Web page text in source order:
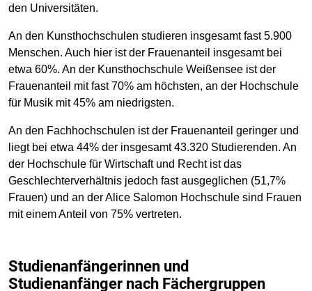
den Universitäten.
An den Kunsthochschulen studieren insgesamt fast 5.900
Menschen. Auch hier ist der Frauenanteil insgesamt bei
etwa 60%. An der Kunsthochschule Weißensee ist der
Frauenanteil mit fast 70% am höchsten, an der Hochschule
für Musik mit 45% am niedrigsten.
An den Fachhochschulen ist der Frauenanteil geringer und
liegt bei etwa 44% der insgesamt 43.320 Studierenden. An
der Hochschule für Wirtschaft und Recht ist das
Geschlechterverhältnis jedoch fast ausgeglichen (51,7%
Frauen) und an der Alice Salomon Hochschule sind Frauen
mit einem Anteil von 75% vertreten.